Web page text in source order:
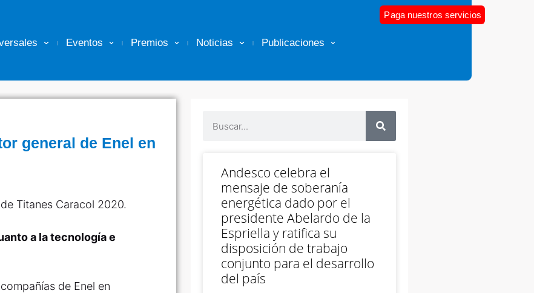
Eventos Premios Noticias Publicaciones
Paga nuestros servicios
general de Enel en
Titanes Caracol 2020.
a la tecnología e
de Enel en
Andesco celebra el
mensaje de soberanía
energética dado por el
presidente Abelardo de la
Espriella y ratifica su
disposición de trabajo
conjunto para el desarrollo
del país